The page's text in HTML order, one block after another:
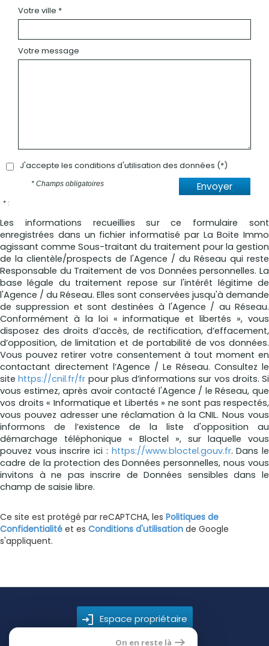
Votre ville *
Votre message
J'accepte les conditions d'utilisation des données (*)
Envoyer
* Champs obligatoires
* :
Les informations recueillies sur ce formulaire sont
enregistrées dans un fichier informatisé par La Boite Immo
agissant comme Sous-traitant du traitement pour la gestion
de la clientèle/prospects de l'Agence / du Réseau qui reste
Responsable du Traitement de vos Données personnelles. La
base légale du traitement repose sur l'intérêt légitime de
l'Agence / du Réseau. Elles sont conservées jusqu'à demande
de suppression et sont destinées à l'Agence / au Réseau.
Conformément à la loi « informatique et libertés », vous
disposez des droits d’accès, de rectification, d’effacement,
d’opposition, de limitation et de portabilité de vos données.
Vous pouvez retirer votre consentement à tout moment en
contactant directement l’Agence / Le Réseau. Consultez le
sitehttps://cnil.fr/fr pour plus d’informations sur vos droits. Si
vous estimez, après avoir contacté l'Agence / le Réseau, que
vos droits « Informatique et Libertés » ne sont pas respectés,
vous pouvez adresser une réclamation à la CNIL. Nous vous
informons de l’existence de la liste d'opposition au
démarchage téléphonique « Bloctel », sur laquelle vous
pouvez vous inscrire ici : https://www.bloctel.gouv.fr. Dans le
cadre de la protection des Données personnelles, nous vous
invitons à ne pas inscrire de Données sensibles dans le
champ de saisie libre.
Ce site est protégé par reCAPTCHA, les Politiques de
Confidentialité et es Conditions d'utilisation de Google
s'appliquent.
Espace propriétaire
On en reste là